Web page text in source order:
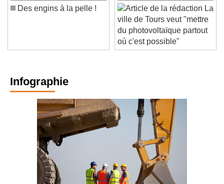
La
ville de Tours veut "mettre
du photovoltaïque partout
où c'est possible"
Infographie